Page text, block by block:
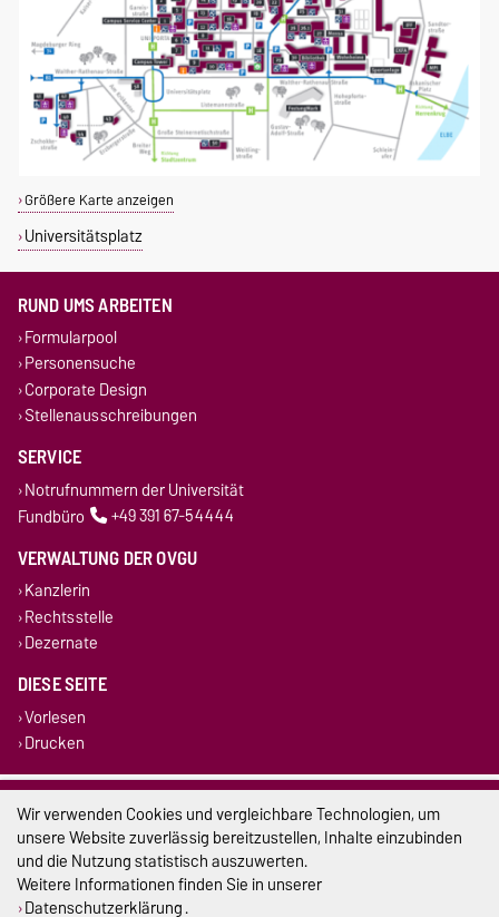
Größere Karte anzeigen
Universitätsplatz
RUND UMS ARBEITEN
Formularpool
Personensuche
Corporate Design
Stellenausschreibungen
SERVICE
Notrufnummern der Universität
Fundbüro
+49 391 67-54444
VERWALTUNG DER OVGU
Kanzlerin
Rechtsstelle
Dezernate
DIESE SEITE
Vorlesen
Drucken
Impressum
Datenschutz
Barrierefreiheit
Wir verwenden Cookies und vergleichbare Technologien, um
unsere Website zuverlässig bereitzustellen, Inhalte einzubinden
und die Nutzung statistisch auszuwerten.
Weitere Informationen finden Sie in unserer
Datenschutzerklärung.